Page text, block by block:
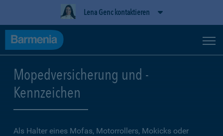
Lena Genc kontaktieren
Mopedversicherung und -
Kennzeichen
Als Halter eines Mofas, Motorrollers, Mokicks oder